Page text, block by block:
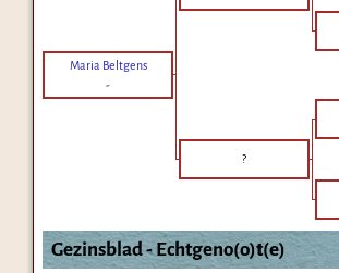
Maria Beltgens
-
?
Gezinsblad - Echtgeno(o)t(e)